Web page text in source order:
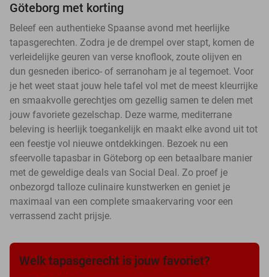
Göteborg met korting
Beleef een authentieke Spaanse avond met heerlijke
tapasgerechten. Zodra je de drempel over stapt, komen de
verleidelijke geuren van verse knoflook, zoute olijven en
dun gesneden iberico- of serranoham je al tegemoet. Voor
je het weet staat jouw hele tafel vol met de meest kleurrijke
en smaakvolle gerechtjes om gezellig samen te delen met
jouw favoriete gezelschap. Deze warme, mediterrane
beleving is heerlijk toegankelijk en maakt elke avond uit tot
een feestje vol nieuwe ontdekkingen. Bezoek nu een
sfeervolle tapasbar in Göteborg op een betaalbare manier
met de geweldige deals van Social Deal. Zo proef je
onbezorgd talloze culinaire kunstwerken en geniet je
maximaal van een complete smaakervaring voor een
verrassend zacht prijsje.
Welk tapasgerecht is jouw favoriet?